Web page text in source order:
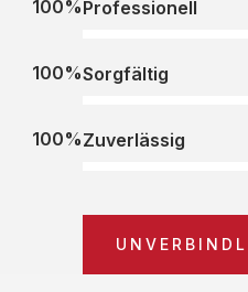
Professionell
100%
Sorgfältig
100%
Zuverlässig
100%